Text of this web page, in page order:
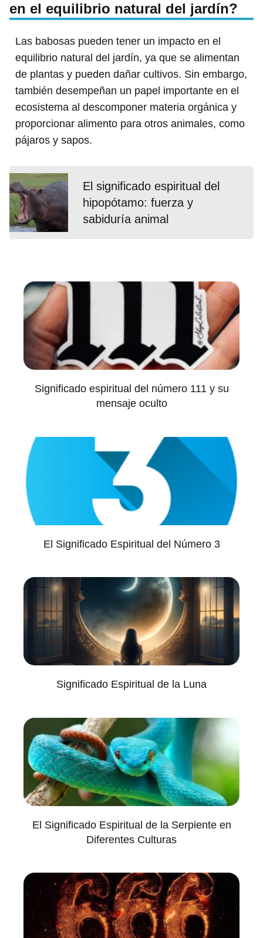
en el equilibrio natural del jardín?
Las babosas pueden tener un impacto en el
equilibrio natural del jardín, ya que se alimentan
de plantas y pueden dañar cultivos. Sin embargo,
también desempeñan un papel importante en el
ecosistema al descomponer materia orgánica y
proporcionar alimento para otros animales, como
pájaros y sapos.
El significado espiritual del
hipopótamo: fuerza y
sabiduría animal
Significado espiritual del número 111 y su
mensaje oculto
El Significado Espiritual del Número 3
Significado Espiritual de la Luna
El Significado Espiritual de la Serpiente en
Diferentes Culturas